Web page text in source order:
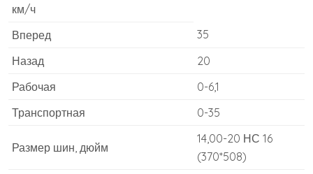
км/ч
Вперед
35
Назад
20
Рабочая
0-6,1
Транспортная
0-35
Размер шин, дюйм
14,00-20 НС 16
(370*508)